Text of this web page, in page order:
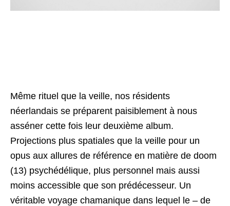
Même rituel que la veille, nos résidents
néerlandais se préparent paisiblement à nous
asséner cette fois leur deuxième album.
Projections plus spatiales que la veille pour un
opus aux allures de référence en matière de doom
(13) psychédélique, plus personnel mais aussi
moins accessible que son prédécesseur. Un
véritable voyage chamanique dans lequel le – de